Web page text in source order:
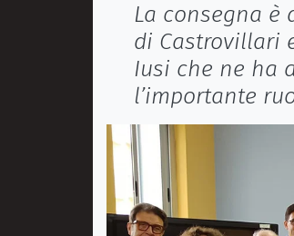
La consegna è
di Castrovillari
Iusi che ne ha
l’importante